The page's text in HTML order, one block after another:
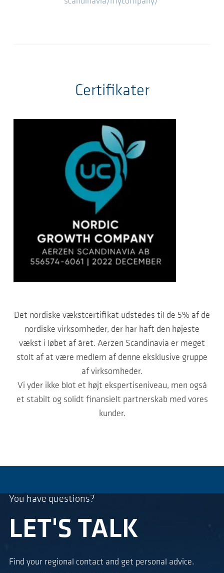
Certifikater
Det nordiske vækstcertifikat udstedes til de 5% af de
nordiske virksomheder, der har haft den højeste
vækst i løbet af året. Aerzen Scandinavia er meget
stolt af at være medlem af denne eksklusive gruppe
af virksomheder.
Vi yder ikke blot et højt ekspertiseniveau, men også
et stabilt og solidt finansielt partnerskab med vores
kunder.
You have questions?
LET'S TALK
Find your regional contact and get personal advice.